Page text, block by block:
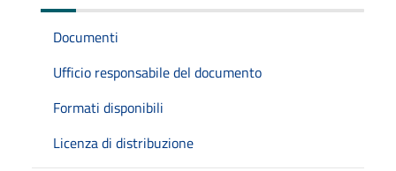
Documenti
Ufficio responsabile del documento
Formati disponibili
Licenza di distribuzione